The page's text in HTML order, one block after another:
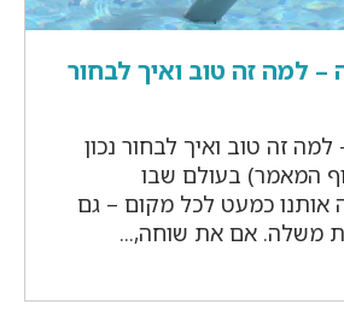
– למה זה טוב ואיך לבחור
למה זה טוב ואיך לבחור נכון
המאמר) בעולם שבו
אותנו כמעט לכל מקום – גם
משלה. אם את שוחה,...